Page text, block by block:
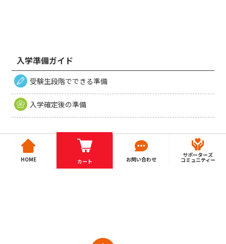
入学準備ガイド
受験生段階でできる準備
入学確定後の準備
HOME カート お問い合わせ
サポーターズ
コミュニティー